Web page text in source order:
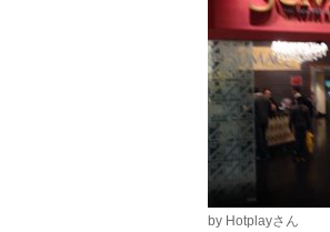
by Hotplayさん